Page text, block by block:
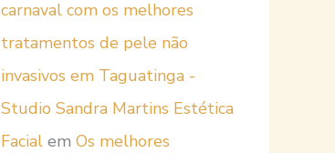
carnaval com os melhores
tratamentos de pele não
invasivos em Taguatinga -
Studio Sandra Martins Estética
Facial em Os melhores